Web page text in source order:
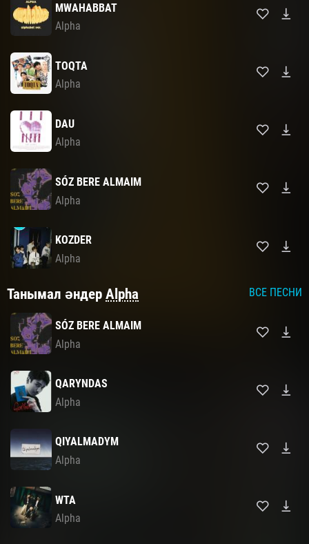
MWAHABBAT
Alpha
TOQTA
Alpha
DAU
Alpha
SÓZ BERE ALMAIM
Alpha
KOZDER
Alpha
Танымал әндер Alpha ВСЕ ПЕСНИ
SÓZ BERE ALMAIM
Alpha
QARYNDAS
Alpha
QIYALMADYM
Alpha
WTA
Alpha